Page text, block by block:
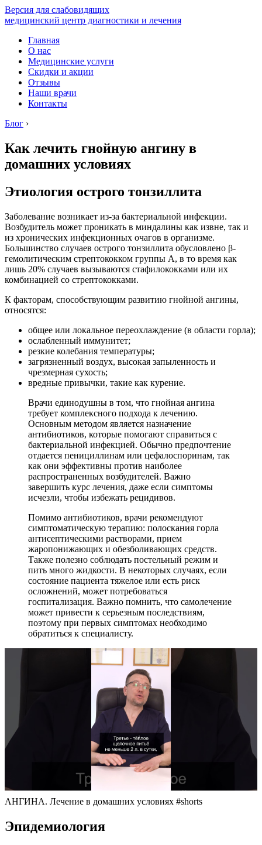
Версия для слабовидящих
медицинский центр диагностики и лечения
Главная
О нас
Медицинские услуги
Скидки и акции
Отзывы
Наши врачи
Контакты
Блог ›
Как лечить гнойную ангину в
домашних условиях
Этиология острого тонзиллита
Заболевание возникает из-за бактериальной инфекции.
Возбудитель может проникать в миндалины как извне, так и
из хронических инфекционных очагов в организме.
Большинство случаев острого тонзиллита обусловлено β-
гемолитическим стрептококком группы А, в то время как
лишь 20% случаев вызываются стафилококками или их
комбинацией со стрептококками.
К факторам, способствующим развитию гнойной ангины,
относятся:
общее или локальное переохлаждение (в области горла);
ослабленный иммунитет;
резкие колебания температуры;
загрязненный воздух, высокая запыленность и
чрезмерная сухость;
вредные привычки, такие как курение.
Врачи единодушны в том, что гнойная ангина
требует комплексного подхода к лечению.
Основным методом является назначение
антибиотиков, которые помогают справиться с
бактериальной инфекцией. Обычно предпочтение
отдается пенициллинам или цефалоспоринам, так
как они эффективны против наиболее
распространенных возбудителей. Важно
завершить курс лечения, даже если симптомы
исчезли, чтобы избежать рецидивов.
Помимо антибиотиков, врачи рекомендуют
симптоматическую терапию: полоскания горла
антисептическими растворами, прием
жаропонижающих и обезболивающих средств.
Также полезно соблюдать постельный режим и
пить много жидкости. В некоторых случаях, если
состояние пациента тяжелое или есть риск
осложнений, может потребоваться
госпитализация. Важно помнить, что самолечение
может привести к серьезным последствиям,
поэтому при первых симптомах необходимо
обратиться к специалисту.
АНГИНА. Лечение в домашних условиях #shorts
Эпидемиология